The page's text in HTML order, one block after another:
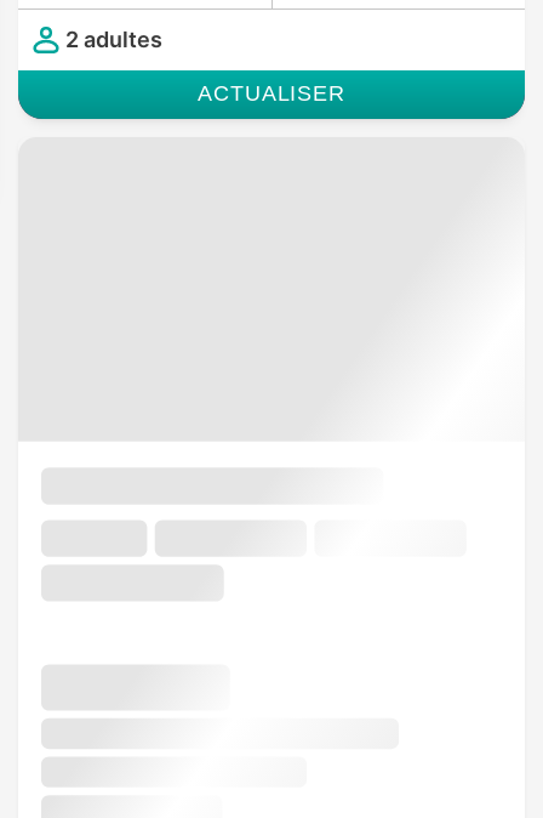
2 adultes
ACTUALISER